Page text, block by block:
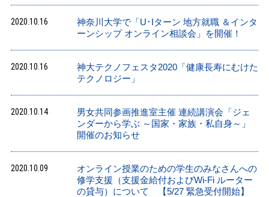
2020.10.16
神奈川大学で「U･Iターン 地方就職 ＆インタ
ーンシップ オンライン相談会」を開催！
2020.10.16
神大テクノフェスタ2020「健康長寿にむけた
テクノロジー」
2020.10.14
男女共同参画推進室主催 連続講演会「ジェ
ンダーから学ぶ ～国家・家族・私自身～」
開催のお知らせ
2020.10.09
オンライン授業のための学生のみなさんへの
修学支援（支援金給付およびWi-Fi ルーター
の貸与）について 【5/27 緊急受付開始】